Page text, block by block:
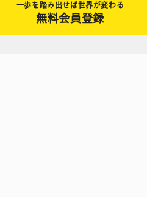
一歩を踏み出せば世界が変わる
無料会員登録